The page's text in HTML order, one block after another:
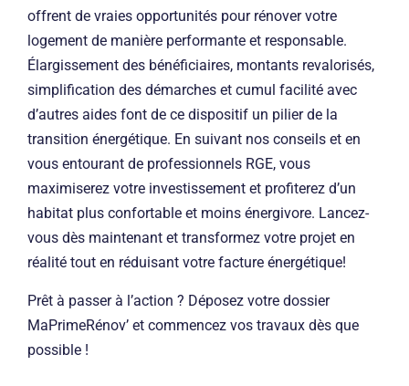
offrent de vraies opportunités pour rénover votre
logement de manière performante et responsable.
Élargissement des bénéficiaires, montants revalorisés,
simplification des démarches et cumul facilité avec
d’autres aides font de ce dispositif un pilier de la
transition énergétique. En suivant nos conseils et en
vous entourant de professionnels RGE, vous
maximiserez votre investissement et profiterez d’un
habitat plus confortable et moins énergivore. Lancez-
vous dès maintenant et transformez votre projet en
réalité tout en réduisant votre facture énergétique!
Prêt à passer à l’action ? Déposez votre dossier
MaPrimeRénov’ et commencez vos travaux dès que
possible !